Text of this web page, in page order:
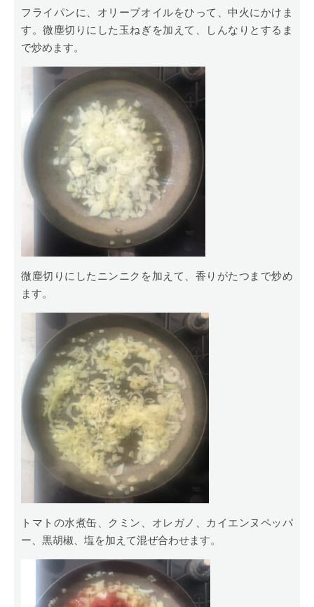
フライパンに、オリーブオイルをひって、中火にかけま
す。微塵切りにした玉ねぎを加えて、しんなりとするま
で炒めます。
微塵切りにしたニンニクを加えて、香りがたつまで炒め
ます。
トマトの水煮缶、クミン、オレガノ、カイエンヌペッパ
ー、黒胡椒、塩を加えて混ぜ合わせます。